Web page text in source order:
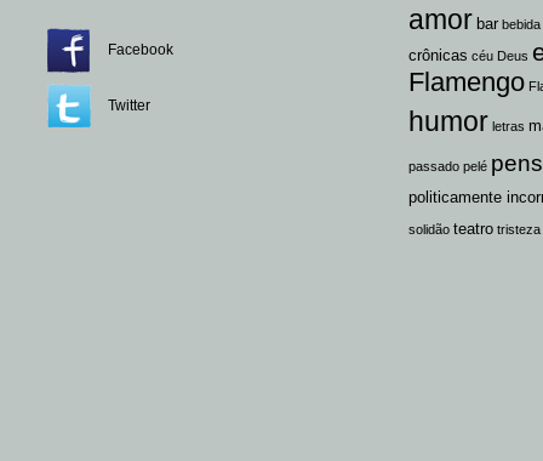
Facebook
Twitter
amor bar bebida
crônicas céu Deus
Flamengo
humor letras
passado pelé
politicamente
solidão teatro tristeza